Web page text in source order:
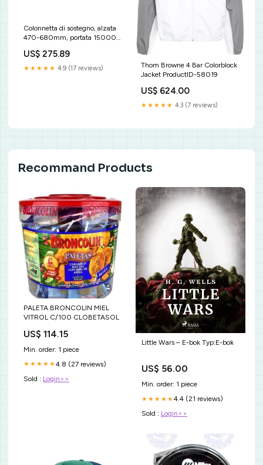
Colonnetta di sostegno, alzata
470-680mm, portata 15000
per-idraulica
US$ 275.89
★★★★★ 4.9 (17 reviews)
Thom Browne 4 Bar Colorblock
Jacket ProductID-58019
US$ 624.00
★★★★★ 4.3 (7 reviews)
Recommand Products
PALETA BRONCOLIN MIEL
VITROL C/100 CLOBETASOL
US$ 114.15
Min. order: 1 piece
★★★★★4.8 (27 reviews)
Sold : Login>>
Little Wars – E-bok Typ:E-bok
US$ 56.00
Min. order: 1 piece
★★★★★4.4 (21 reviews)
Sold : Login>>